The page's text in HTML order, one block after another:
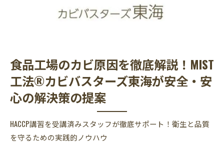
食品工場のカビ原因を徹底解説！MIST
工法®カビバスターズ東海が安全・安
心の解決策の提案
HACCP講習を受講済みスタッフが徹底サポート！衛生と品質
を守るための実践的ノウハウ